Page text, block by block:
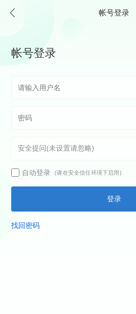
帐号登录
帐号登录
自动登录 (请在安全信任环境下启用)
登录
找回密码